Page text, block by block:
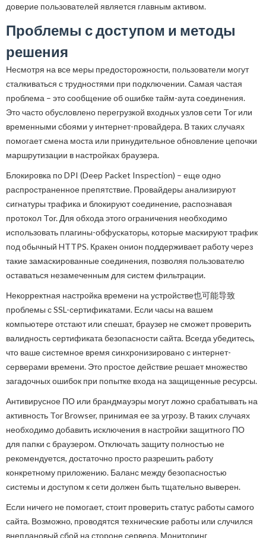
доверие пользователей является главным активом.
Проблемы с доступом и методы
решения
Несмотря на все меры предосторожности, пользователи могут
сталкиваться с трудностями при подключении. Самая частая
проблема – это сообщение об ошибке тайм-аута соединения.
Это часто обусловлено перегрузкой входных узлов сети Tor или
временными сбоями у интернет-провайдера. В таких случаях
помогает смена моста или принудительное обновление цепочки
маршрутизации в настройках браузера.
Блокировка по DPI (Deep Packet Inspection) – еще одно
распространенное препятствие. Провайдеры анализируют
сигнатуры трафика и блокируют соединение, распознавая
протокол Tor. Для обхода этого ограничения необходимо
использовать плагины-обфускаторы, которые маскируют трафик
под обычный HTTPS. Кракен онион поддерживает работу через
такие замаскированные соединения, позволяя пользователю
оставаться незамеченным для систем фильтрации.
Некорректная настройка времени на устройстве也可能导致
проблемы с SSL-сертификатами. Если часы на вашем
компьютере отстают или спешат, браузер не сможет проверить
валидность сертификата безопасности сайта. Всегда убедитесь,
что ваше системное время синхронизировано с интернет-
серверами времени. Это простое действие решает множество
загадочных ошибок при попытке входа на защищенные ресурсы.
Антивирусное ПО или брандмауэры могут ложно срабатывать на
активность Tor Browser, принимая ее за угрозу. В таких случаях
необходимо добавить исключения в настройки защитного ПО
для папки с браузером. Отключать защиту полностью не
рекомендуется, достаточно просто разрешить работу
конкретному приложению. Баланс между безопасностью
системы и доступом к сети должен быть тщательно выверен.
Если ничего не помогает, стоит проверить статус работы самого
сайта. Возможно, проводятся технические работы или случился
внеплановый сбой на стороне сервера. Мониторинг